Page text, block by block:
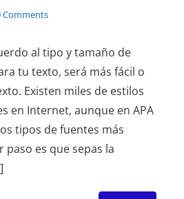
Comments
al tipo y tamaño de
tu texto, será más fácil o
Existen miles de estilos
en Internet, aunque en APA
tipos de fuentes más
paso es que sepas la